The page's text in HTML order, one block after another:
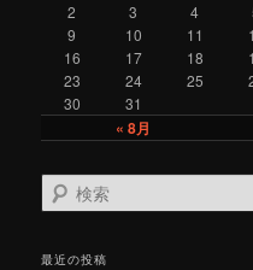
« 8月
2
3 4
9
10 11
16
17 18
23
24 25
30
31
検
索
最近の投稿